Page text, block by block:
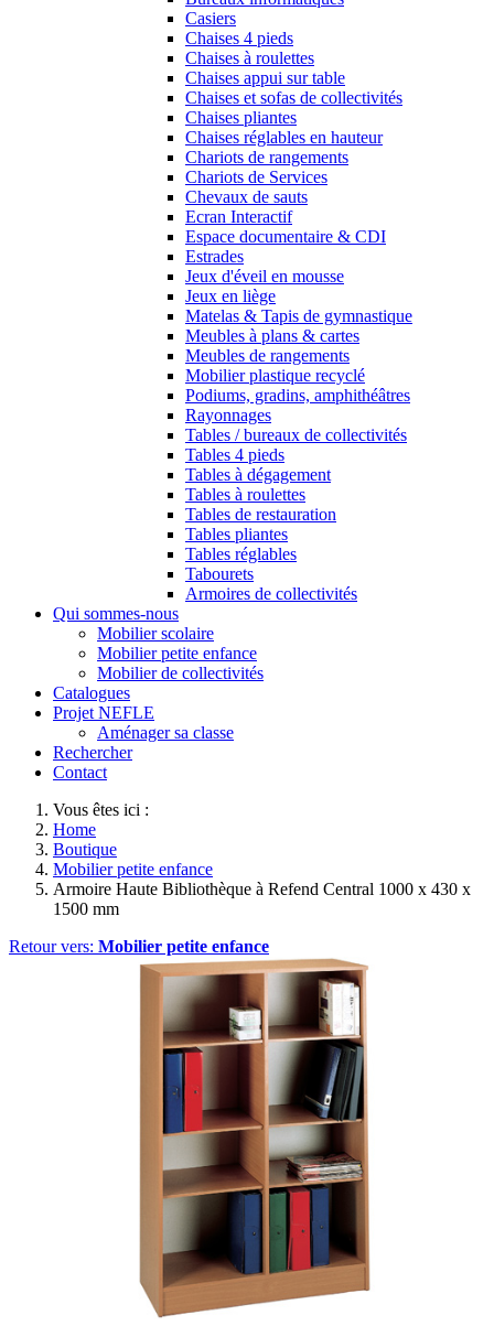
Casiers
Chaises 4 pieds
Chaises à roulettes
Chaises appui sur table
Chaises et sofas de collectivités
Chaises pliantes
Chaises réglables en hauteur
Chariots de rangements
Chariots de Services
Chevaux de sauts
Ecran Interactif
Espace documentaire & CDI
Estrades
Jeux d'éveil en mousse
Jeux en liège
Matelas & Tapis de gymnastique
Meubles à plans & cartes
Meubles de rangements
Mobilier plastique recyclé
Podiums, gradins, amphithéâtres
Rayonnages
Tables / bureaux de collectivités
Tables 4 pieds
Tables à dégagement
Tables à roulettes
Tables de restauration
Tables pliantes
Tables réglables
Tabourets
Armoires de collectivités
Qui sommes-nous
Mobilier scolaire
Mobilier petite enfance
Mobilier de collectivités
Catalogues
Projet NEFLE
Aménager sa classe
Rechercher
Contact
Vous êtes ici :
Home
Boutique
Mobilier petite enfance
Armoire Haute Bibliothèque à Refend Central 1000 x 430 x
1500 mm
Retour vers: Mobilier petite enfance